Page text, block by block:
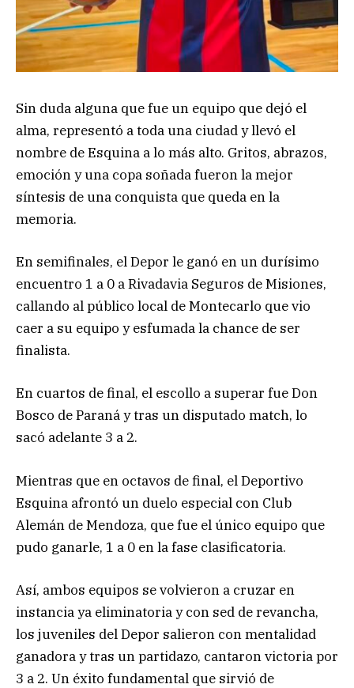
Sin duda alguna que fue un equipo que dejó el
alma, representó a toda una ciudad y llevó el
nombre de Esquina a lo más alto. Gritos, abrazos,
emoción y una copa soñada fueron la mejor
síntesis de una conquista que queda en la
memoria.
En semifinales, el Depor le ganó en un durísimo
encuentro 1 a 0 a Rivadavia Seguros de Misiones,
callando al público local de Montecarlo que vio
caer a su equipo y esfumada la chance de ser
finalista.
En cuartos de final, el escollo a superar fue Don
Bosco de Paraná y tras un disputado match, lo
sacó adelante 3 a 2.
Mientras que en octavos de final, el Deportivo
Esquina afrontó un duelo especial con Club
Alemán de Mendoza, que fue el único equipo que
pudo ganarle, 1 a 0 en la fase clasificatoria.
Así, ambos equipos se volvieron a cruzar en
instancia ya eliminatoria y con sed de revancha,
los juveniles del Depor salieron con mentalidad
ganadora y tras un partidazo, cantaron victoria por
3 a 2. Un éxito fundamental que sirvió de